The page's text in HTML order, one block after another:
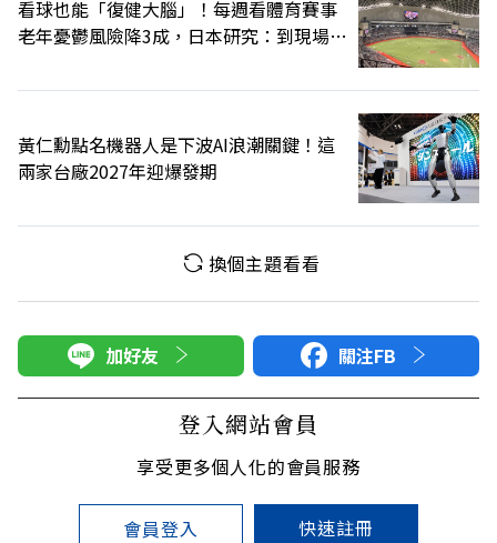
看球也能「復健大腦」！每週看體育賽事
老年憂鬱風險降3成，日本研究：到現場效
黃仁勳點名機器人是下波AI浪潮關鍵！這
兩家台廠2027年迎爆發期
換個主題看看
加好友 關注FB
登入網站會員
享受更多個人化的會員服務
會員登入 快速註冊